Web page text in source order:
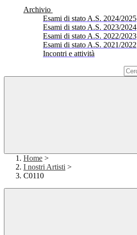
Archivio
Esami di stato A.S. 2024/2025
Esami di stato A.S. 2023/2024
Esami di stato A.S. 2022/2023
Esami di stato A.S. 2021/2022
Incontri e attività
Home >
I nostri Artisti >
C0110